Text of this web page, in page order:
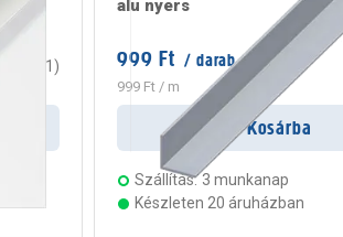
1 )
alu nyers
999 Ft / darab
999 Ft/ m
Kosárba
Szállítás: 3 munkanap
Készleten 20 áruházban